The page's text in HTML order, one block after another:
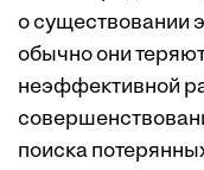
о существовании
обычно они
неэффективной
поиска